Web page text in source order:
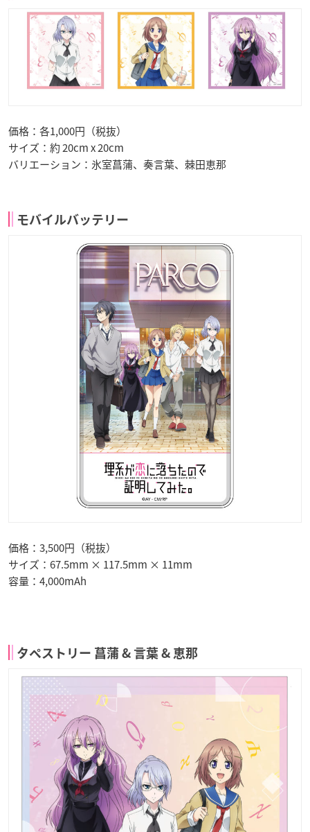
価格：各1,000円（税抜）
サイズ：約 20cm x 20cm
バリエーション：氷室菖蒲、奏言葉、棘田恵那
モバイルバッテリー
価格：3,500円（税抜）
サイズ：67.5mm × 117.5mm × 11mm
容量：4,000mAh
タペストリー 菖蒲 & 言葉 & 恵那